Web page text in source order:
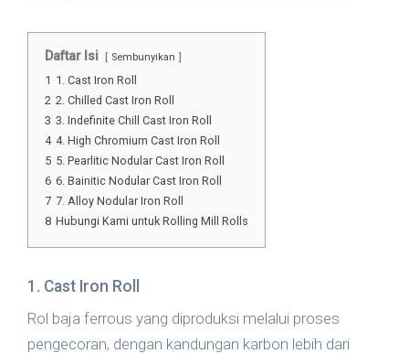
Daftar Isi Sembunyikan
1 1. Cast Iron Roll
2 2. Chilled Cast Iron Roll
3 3. Indefinite Chill Cast Iron Roll
4 4. High Chromium Cast Iron Roll
5 5. Pearlitic Nodular Cast Iron Roll
6 6. Bainitic Nodular Cast Iron Roll
7 7. Alloy Nodular Iron Roll
8 Hubungi Kami untuk Rolling Mill Rolls
1. Cast Iron Roll
Rol baja ferrous yang diproduksi melalui proses
pengecoran, dengan kandungan karbon lebih dari